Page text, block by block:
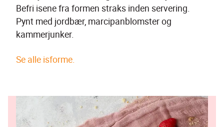
Befri isene fra formen straks inden servering.
Pynt med jordbær, marcipanblomster og
kammerjunker.
Se alle isforme.